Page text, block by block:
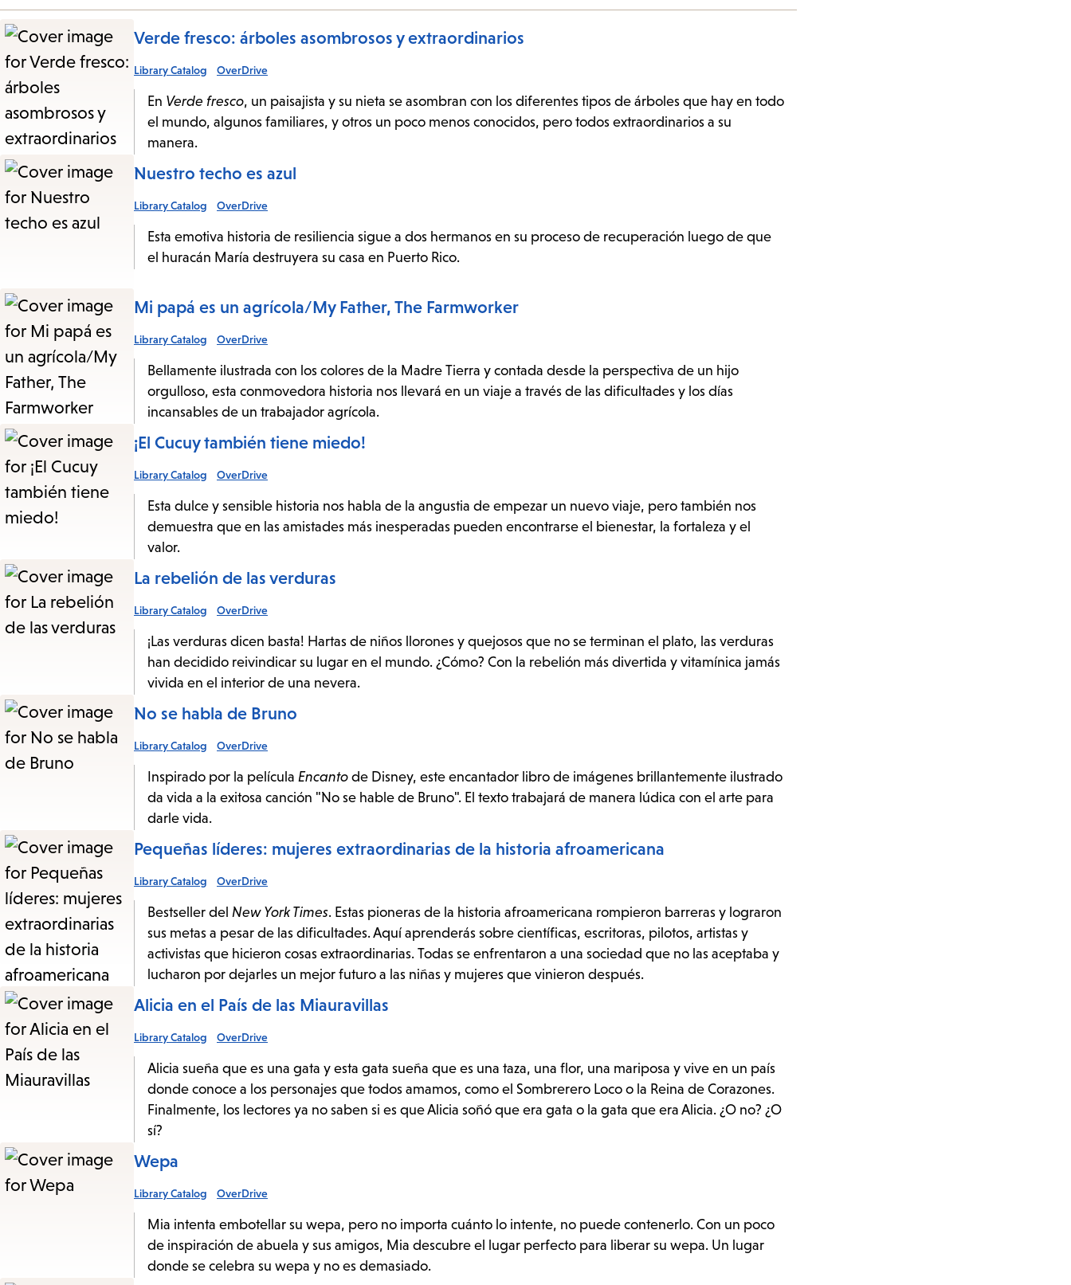
Verde fresco: árboles asombrosos y extraordinarios
Library Catalog OverDrive
En Verde fresco, un paisajista y su nieta se asombran con los diferentes tipos de árboles que hay en todo
el mundo, algunos familiares, y otros un poco menos conocidos, pero todos extraordinarios a su
manera.
Nuestro techo es azul
Library Catalog OverDrive
Esta emotiva historia de resiliencia sigue a dos hermanos en su proceso de recuperación luego de que
el huracán María destruyera su casa en Puerto Rico.
Mi papá es un agrícola/My Father, The Farmworker
Library Catalog OverDrive
Bellamente ilustrada con los colores de la Madre Tierra y contada desde la perspectiva de un hijo
orgulloso, esta conmovedora historia nos llevará en un viaje a través de las dificultades y los días
incansables de un trabajador agrícola.
¡El Cucuy también tiene miedo!
Library Catalog OverDrive
Esta dulce y sensible historia nos habla de la angustia de empezar un nuevo viaje, pero también nos
demuestra que en las amistades más inesperadas pueden encontrarse el bienestar, la fortaleza y el
valor.
La rebelión de las verduras
Library Catalog OverDrive
¡Las verduras dicen basta! Hartas de niños llorones y quejosos que no se terminan el plato, las verduras
han decidido reivindicar su lugar en el mundo. ¿Cómo? Con la rebelión más divertida y vitamínica jamás
vivida en el interior de una nevera.
No se habla de Bruno
Library Catalog OverDrive
Inspirado por la película Encanto de Disney, este encantador libro de imágenes brillantemente ilustrado
da vida a la exitosa canción "No se hable de Bruno". El texto trabajará de manera lúdica con el arte para
darle vida.
Pequeñas líderes: mujeres extraordinarias de la historia afroamericana
Library Catalog OverDrive
Bestseller del New York Times. Estas pioneras de la historia afroamericana rompieron barreras y lograron
sus metas a pesar de las dificultades. Aquí aprenderás sobre científicas, escritoras, pilotos, artistas y
activistas que hicieron cosas extraordinarias. Todas se enfrentaron a una sociedad que no las aceptaba y
lucharon por dejarles un mejor futuro a las niñas y mujeres que vinieron después.
Alicia en el País de las Miauravillas
Library Catalog OverDrive
Alicia sueña que es una gata y esta gata sueña que es una taza, una flor, una mariposa y vive en un país
donde conoce a los personajes que todos amamos, como el Sombrerero Loco o la Reina de Corazones.
Finalmente, los lectores ya no saben si es que Alicia soñó que era gata o la gata que era Alicia. ¿O no? ¿O
sí?
Wepa
Library Catalog OverDrive
Mia intenta embotellar su wepa, pero no importa cuánto lo intente, no puede contenerlo. Con un poco
de inspiración de abuela y sus amigos, Mia descubre el lugar perfecto para liberar su wepa. Un lugar
donde se celebra su wepa y no es demasiado.